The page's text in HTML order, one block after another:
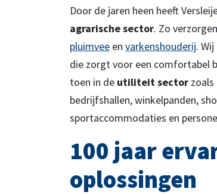
Door de jaren heen heeft
agrarische sector. Zo
pluimvee en varkenshouderij.
die zorgt voor een comfortabel
toen in de utiliteit sector
bedrijfshallen, winkelpanden,
sportaccommodaties en
100 jaar
oplossingen